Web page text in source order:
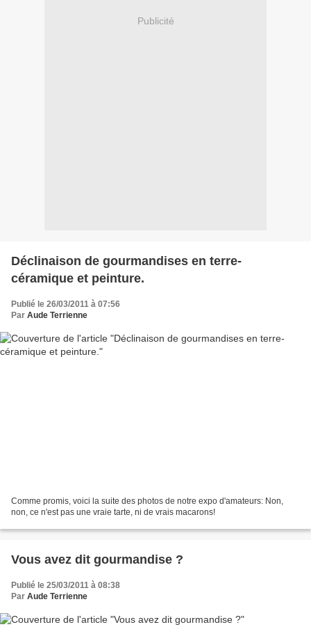
Publicité
Déclinaison de gourmandises en terre-
céramique et peinture.
Publié le 26/03/2011 à 07:56
Par Aude Terrienne
Comme promis, voici la suite des photos de notre expo d'amateurs: Non,
non, ce n'est pas une vraie tarte, ni de vrais macarons!
Vous avez dit gourmandise ?
Publié le 25/03/2011 à 08:38
Par Aude Terrienne